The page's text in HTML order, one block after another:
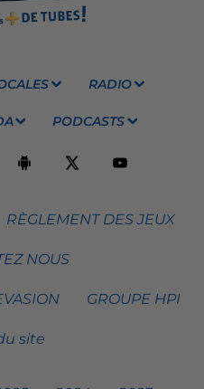
RADIO
PODCASTS
RÈGLEMENT DES JEUX
NOUS
GROUPE HPI
site